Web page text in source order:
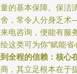
的基本保障。保洁
，常令人分身乏
电咨询，便能有服
这类可为你“赋能
全程的信赖：核心
，其立足根本在于